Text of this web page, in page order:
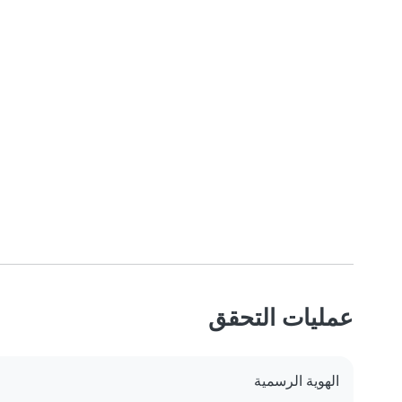
عمليات التحقق
الهوية الرسمية